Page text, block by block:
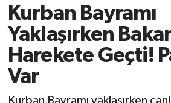
Kurban Bayramı
Yaklaşırken
Harekete Geçti!
Var
Kurban Bayramı yaklaşırken
Yurttan Haberler
Ekonomi
Sağlık
Rize Trafik Yoğunluk Haritası
Süper Lig Puan Durumu ve
Son Dakika Haberleri